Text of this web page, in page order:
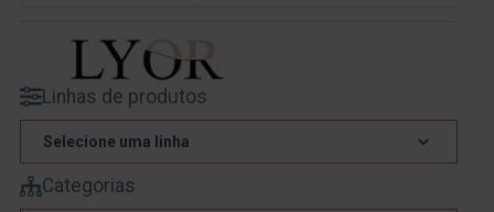
Linhas de produtos
Selecione uma linha
Categorias